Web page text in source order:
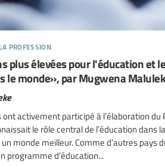
profession
plus élevées pour l'éducation et
le monde», par Mugwena
ont activement participé à l’élaboration
le rôle central de l’éducation dans
monde meilleur. Comme d’autres pays
programme d’éducation...